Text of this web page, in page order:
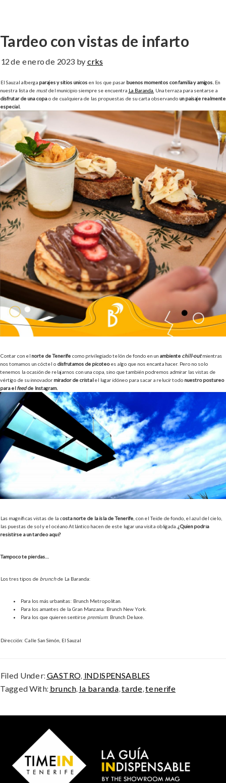
Tardeo con vistas de infarto
12 de enero de 2023 by crks
El Sauzal alberga parajes y sitios únicos en los que pasar buenos momentos con familia y amigos. En
nuestra lista de must del municipio siempre se encuentra La Baranda. Una terraza para sentarse a
disfrutar de una copao de cualquiera de las propuestas de su carta observando un paisaje realmente
especial.
Contar con el norte de Tenerife como privilegiado telón de fondo en un ambiente chill-out mientras
nos tomamos un cóctel o disfrutamos de picoteoes algo que nos encanta hacer. Pero no solo
tenemos la ocasión de relajarnos con una copa, sino que también podremos admirar las vistas de
vértigo de su innovador mirador de cristal el lugar idóneo para sacar a relucir todo nuestro postureo
para elfeedde Instagram.
Las magníficas vistas de la costa norte de la isla de Tenerife , con el Teide de fondo, el azul del cielo,
las puestas de sol y el océano Atlántico hacen de este lugar una visita obligada. ¿Quién podría
resistirse a un tardeo aquí?
Tampoco te pierdas…
Los tres tipos de brunch de La Baranda:
Para los más urbanitas: Brunch Metropolitan.
Para los amantes de la Gran Manzana: Brunch New York.
Para los que quieren sentirse premium: Brunch Deluxe.
Dirección: Calle San Simón, El Sauzal
Filed Under: GASTRO, INDISPENSABLES
Tagged With: brunch, la baranda,tarde,tenerife